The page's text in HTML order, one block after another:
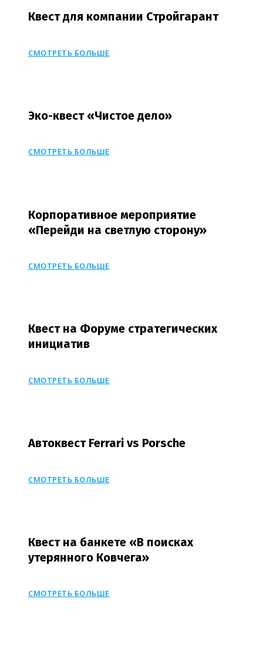
Квест для компании Стройгарант
СМОТРЕТЬ БОЛЬШЕ
Эко-квест «Чистое дело»
СМОТРЕТЬ БОЛЬШЕ
Корпоративное мероприятие
«Перейди на светлую сторону»
СМОТРЕТЬ БОЛЬШЕ
Квест на Форуме стратегических
инициатив
СМОТРЕТЬ БОЛЬШЕ
Автоквест Ferrari vs Porsche
СМОТРЕТЬ БОЛЬШЕ
Квест на банкете «В поисках
утерянного Ковчега»
СМОТРЕТЬ БОЛЬШЕ